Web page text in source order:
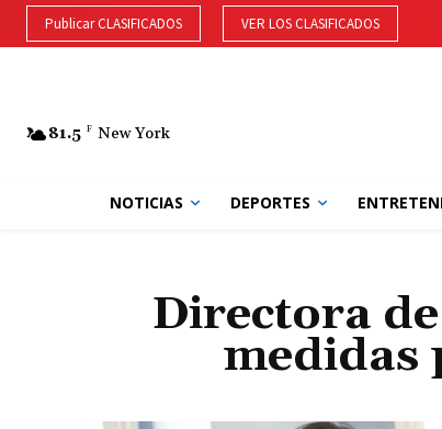
Publicar CLASIFICADOS VER LOS CLASIFICADOS
81.5 F New York
NOTICIAS DEPORTES
Directora
medidas